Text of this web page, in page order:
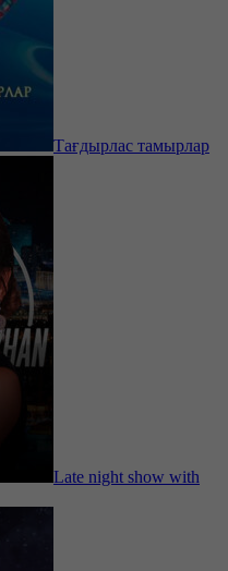
Тағдырлас тамырлар
Late night show with